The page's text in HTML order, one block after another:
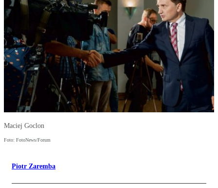
Maciej Goclon
Foto: FotoNews/Forum
Piotr Zaremba